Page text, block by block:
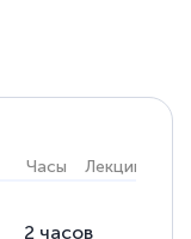
Часы Лекции
2 часов